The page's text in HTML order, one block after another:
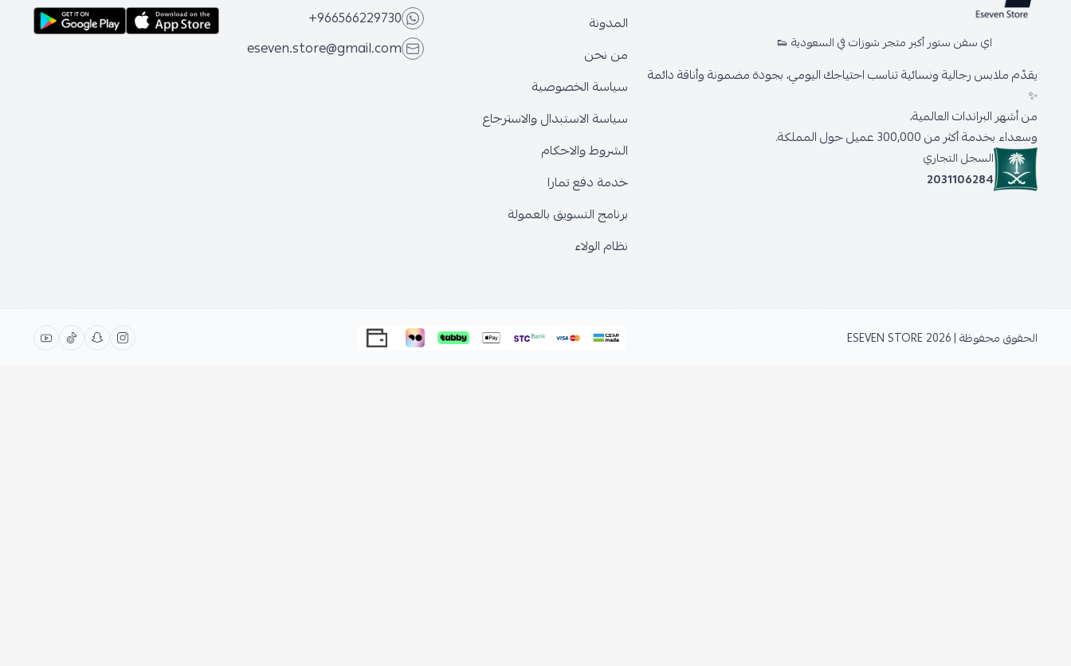
اي سفن ستور أكبر متجر شوزات في السعودية 👟
يقدّم ملابس رجالية ونسائية تناسب احتياجك اليومي، بجودة مضمونة وأناقة دائمة
✨
من أشهر البراندات العالمية،
وسعداء بخدمة أكثر من 300,000 عميل حول المملكة.
السجل التجاري
2031106284
المدونة
من نحن
سياسة الخصوصية
سياسة الاستبدال والاسترجاع
الشروط والاحكام
خدمة دفع تمارا
برنامج التسويق بالعمولة
نظام الولاء
+966566229730
eseven.store@gmail.com
الحقوق محفوظة | 2026 ESEVEN STORE